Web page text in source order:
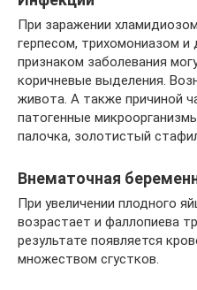
При заражении
герпесом, трихомониазом и
признаком заболевания
коричневые выделения.
живота. А также причиной
патогенные
палочка, золотистый
Внематочная
При увеличении плодного
возрастает и фаллопиева
результате появляется
множеством сгустков.